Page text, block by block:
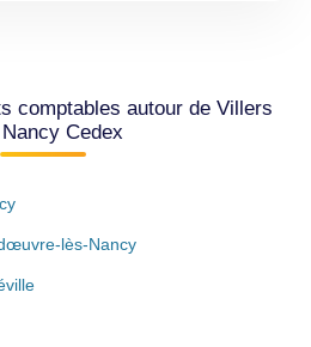
comptables autour de Villers
Cedex
lès-Nancy